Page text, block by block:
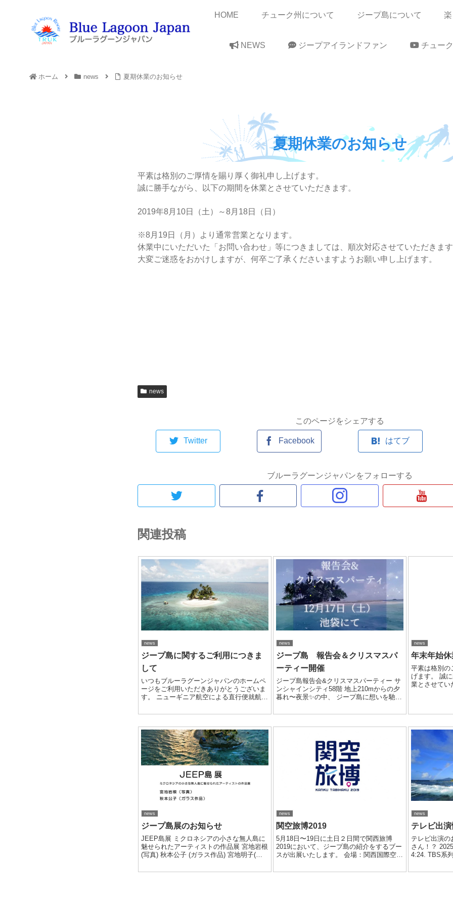
HOME チューク州について ジープ島について
NEWS ジープアイランドファン チュー
ホーム news 夏期休業のお知らせ
夏期休業のお知らせ
平素は格別のご厚情を賜り厚く御礼申し上げます。
誠に勝手ながら、以下の期間を休業とさせていただきます。
2019年8月10日（土）～8月18日（日）
※8月19日（月）より通常営業となります。
休業中にいただいた「お問い合わせ」等につきましては、順次対応させていただきます
大変ご迷惑をおかけしますが、何卒ご了承くださいますようお願い申し上げます。
news
このページをシェアする
Twitter Facebook はてブ
ブルーラグーンジャパンをフォローする
関連投稿
news
ジープ島に関するご利用につきま
して
いつもブルーラグーンジャパンのホームペ
ージをご利用いただきありがとうございま
す。 ニューギニア航空による直行便就航に
から特に下記についてのお問い合わせが多
な流...
news
ジープ島 報告会＆クリスマスパ
ーティー開催
ジープ島報告会&クリスマスパーティー⁡ サ
ンシャインシティ58階 地上210mからの夕
暮れ〜夜景✨の中、 ジープ島に想いを馳せ
news
年末年始
平素は格別の
げます。 誠
業とさせてい
news
ジープ島展のお知らせ
JEEP島展 ミクロネシアの小さな無人島に
魅せられたアーティストの作品展 宮地岩根
(写真) 秋本公子 (ガラス作品) 宮地明子(サ
アームブランシュギャラリー 150-0001...
news
関空旅博2019
5月18日〜19日に土日２日間で関西旅博
2019において、ジープ島の紹介をするブー
スが出展いたします。 会場：関西国際空港
ます。
news
テレビ出演
テレビ出演の
さん！？
4:24. TBS系
さい！